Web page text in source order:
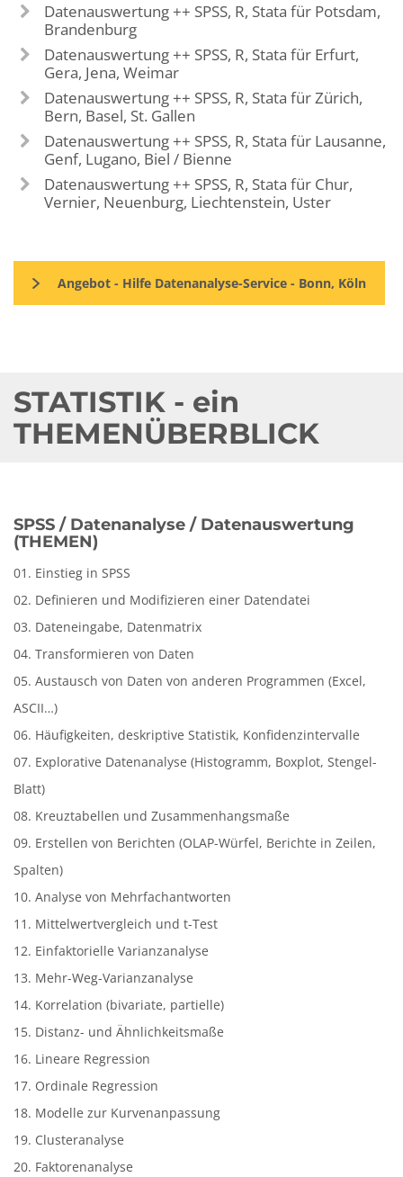
Datenauswertung ++ SPSS, R, Stata für Potsdam,
Brandenburg
Datenauswertung ++ SPSS, R, Stata für Erfurt,
Gera, Jena, Weimar
Datenauswertung ++ SPSS, R, Stata für Zürich,
Bern, Basel, St. Gallen
Datenauswertung ++ SPSS, R, Stata für Lausanne,
Genf, Lugano, Biel / Bienne
Datenauswertung ++ SPSS, R, Stata für Chur,
Vernier, Neuenburg, Liechtenstein, Uster
Angebot - Hilfe Datenanalyse-Service - Bonn, Köln
STATISTIK - ein
THEMENÜBERBLICK
SPSS / Datenanalyse / Datenauswertung
(THEMEN)
01. Einstieg in SPSS
02. Definieren und Modifizieren einer Datendatei
03. Dateneingabe, Datenmatrix
04. Transformieren von Daten
05. Austausch von Daten von anderen Programmen (Excel,
ASCII…)
06. Häufigkeiten, deskriptive Statistik, Konfidenzintervalle
07. Explorative Datenanalyse (Histogramm, Boxplot, Stengel-
Blatt)
08. Kreuztabellen und Zusammenhangsmaße
09. Erstellen von Berichten (OLAP-Würfel, Berichte in Zeilen,
Spalten)
10. Analyse von Mehrfachantworten
11. Mittelwertvergleich und t-Test
12. Einfaktorielle Varianzanalyse
13. Mehr-Weg-Varianzanalyse
14. Korrelation (bivariate, partielle)
15. Distanz- und Ähnlichkeitsmaße
16. Lineare Regression
17. Ordinale Regression
18. Modelle zur Kurvenanpassung
19. Clusteranalyse
20. Faktorenanalyse